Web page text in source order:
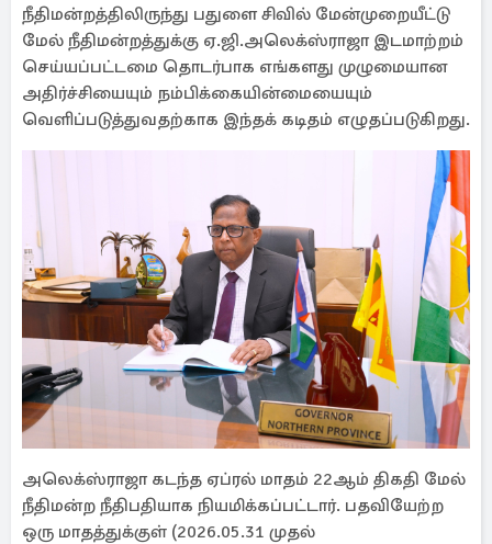
நீதிமன்றத்திலிருந்து பதுளை சிவில் மேன்முறையீட்டு
மேல் நீதிமன்றத்துக்கு ஏ.ஜி.அலெக்ஸ்ராஜா இடமாற்றம்
செய்யப்பட்டமை தொடர்பாக எங்களது முழுமையான
அதிர்ச்சியையும் நம்பிக்கையின்மையையும்
வெளிப்படுத்துவதற்காக இந்தக் கடிதம் எழுதப்படுகிறது.
அலெக்ஸ்ராஜா கடந்த ஏப்ரல் மாதம் 22ஆம் திகதி மேல்
நீதிமன்ற நீதிபதியாக நியமிக்கப்பட்டார். பதவியேற்ற
ஒரு மாதத்துக்குள் (2026.05.31 முதல்